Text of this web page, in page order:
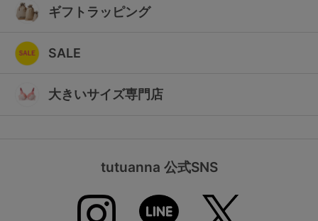
ギフトラッピング
SALE
大きいサイズ専門店
tutuanna 公式SNS